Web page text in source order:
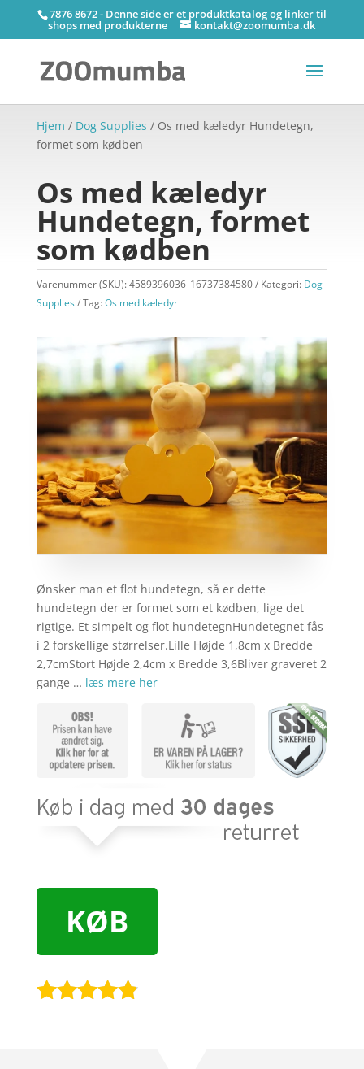
7876 8672 - Denne side er et produktkatalog og linker til
shops med produkterne kontakt@zoomumba.dk
Hjem / Dog Supplies / Os med kæledyr Hundetegn,
formet som kødben
Os med kæledyr
Hundetegn, formet
som kødben
Varenummer (SKU):4589396036_16737384580 Kategori: Dog
Supplies
Tag:Os med kæledyr
Ønsker man et flot hundetegn, så er dette
hundetegn der er formet som et kødben, lige det
rigtige. Et simpelt og flot hundetegnHundetegnet fås
i 2 forskellige størrelser.Lille Højde 1,8cm x Bredde
2,7cmStort Højde 2,4cm x Bredde 3,6Bliver graveret 2
gange … læs mere her
KØB